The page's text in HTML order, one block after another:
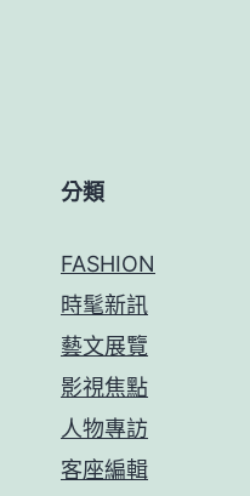
分類
FASHION
時髦新訊
藝文展覽
影視焦點
人物專訪
客座編輯